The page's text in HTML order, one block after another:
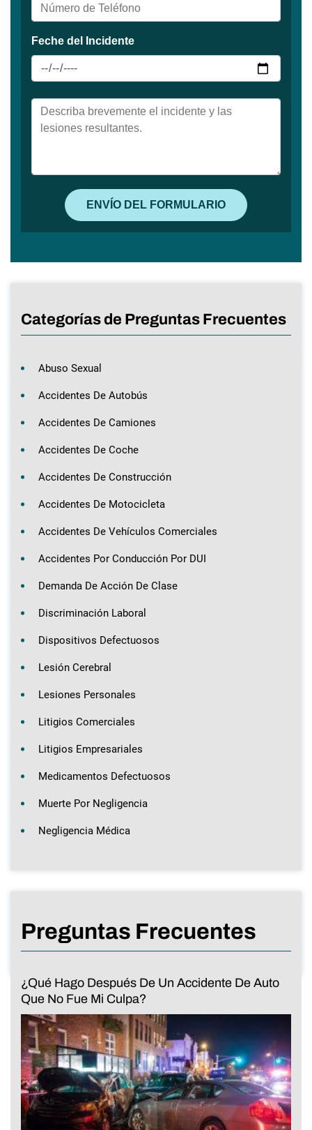
Categorías de Preguntas Frecuentes
Abuso Sexual
Accidentes De Autobús
Accidentes De Camiones
Accidentes De Coche
Accidentes De Construcción
Accidentes De Motocicleta
Accidentes De Vehículos Comerciales
Accidentes Por Conducción Por DUI
Demanda De Acción De Clase
Discriminación Laboral
Dispositivos Defectuosos
Lesión Cerebral
Lesiones Personales
Litigios Comerciales
Litigios Empresariales
Medicamentos Defectuosos
Muerte Por Negligencia
Negligencia Médica
Preguntas Frecuentes
¿Qué Hago Después De Un Accidente De Auto
Que No Fue Mi Culpa?